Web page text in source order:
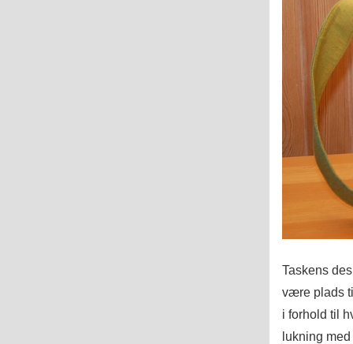
Taskens
være plads
i forhold til
lukning